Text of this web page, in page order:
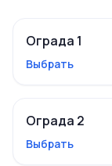
Ограда 1
Выбрать
Ограда 2
Выбрать